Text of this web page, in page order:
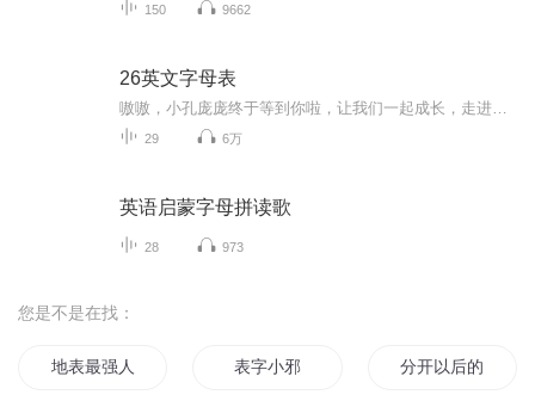
150 9662
26英文字母表
29 6万
英语启蒙字母拼读歌
28 973
您是不是在找：
地表最强人类 表字小邪 分开以后的那些年